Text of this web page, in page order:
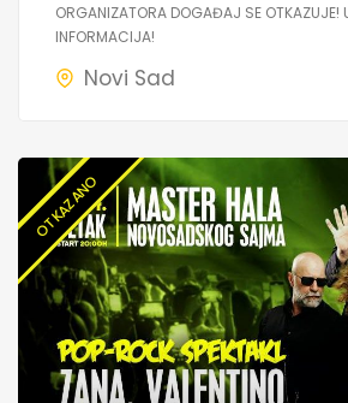
ORGANIZATORA DOGAĐAJ SE OTKAZUJE!
INFORMACIJA!
Novi Sad
OTKAZANO